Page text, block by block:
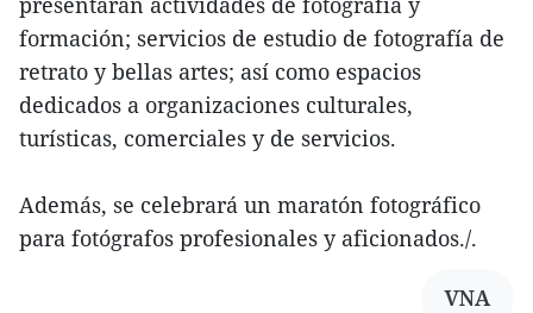
formación; servicios de estudio de fotografía de
retrato y bellas artes; así como espacios
dedicados a organizaciones culturales,
turísticas, comerciales y de servicios.
Además, se celebrará un maratón fotográfico
para fotógrafos profesionales y aficionados./.
VNA